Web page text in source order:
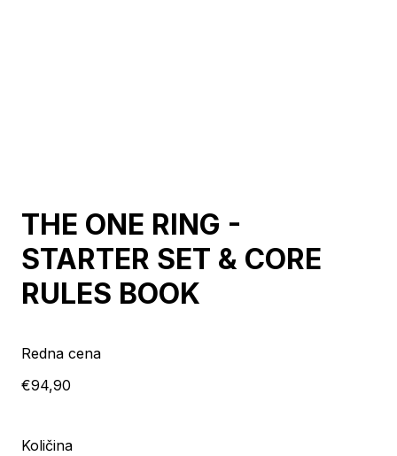
THE ONE RING -
STARTER SET & CORE
RULES BOOK
Redna cena
€94,90
Količina